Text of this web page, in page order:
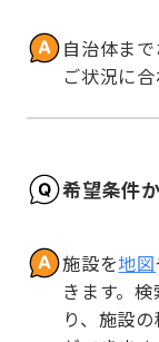
自治体ま
ご状況に
希望条件
施設を地図
きます。
り、施設